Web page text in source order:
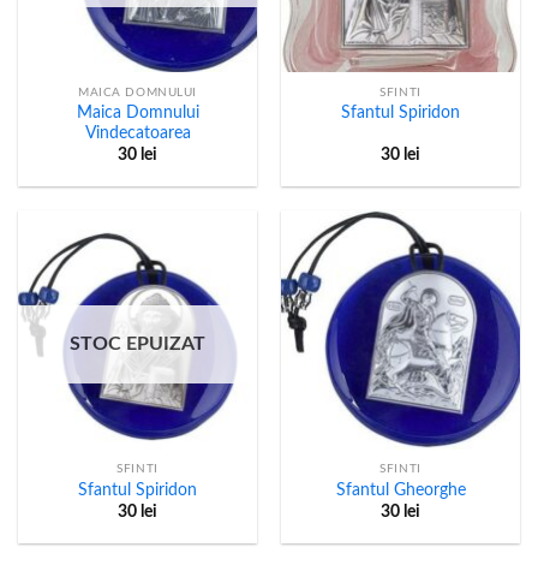
MAICA DOMNULUI
Maica Domnului
Vindecatoarea
30 lei
SFINTI
Sfantul Spiridon
30 lei
STOC EPUIZAT
SFINTI
Sfantul Spiridon
30 lei
SFINTI
Sfantul Gheorghe
30 lei